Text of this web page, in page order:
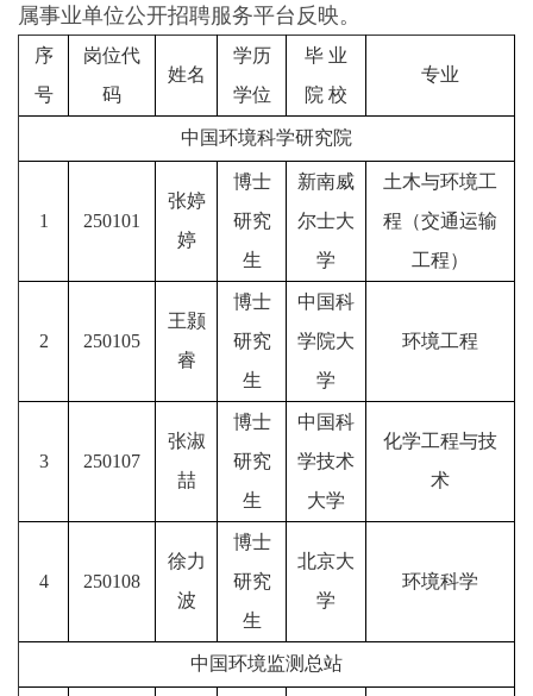
属事业单位公开招聘服务平台反映。
序
号
岗位代
码
姓名
学历
学位
毕 业
院 校
专业
中国环境科学研究院
1 250101
张婷
婷
博士
研究
生
新南威
尔士大
学
土木与环境工
程（交通运输
工程）
2 250105
王颢
睿
博士
研究
生
中国科
学院大
学
环境工程
3 250107
张淑
喆
博士
研究
生
中国科
学技术
大学
化学工程与技
术
4 250108
徐力
波
博士
研究
生
北京大
学
环境科学
中国环境监测总站